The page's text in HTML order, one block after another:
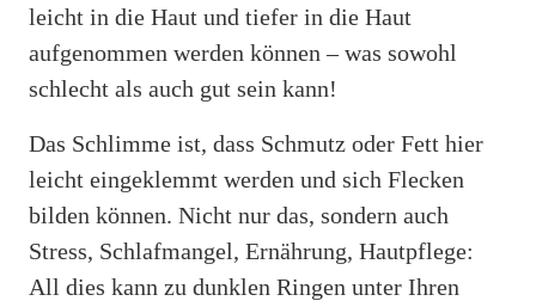
leicht in die Haut und tiefer in die Haut
aufgenommen werden können – was sowohl
schlecht als auch gut sein kann!
Das Schlimme ist, dass Schmutz oder Fett hier
leicht eingeklemmt werden und sich Flecken
bilden können. Nicht nur das, sondern auch
Stress, Schlafmangel, Ernährung, Hautpflege:
All dies kann zu dunklen Ringen unter Ihren